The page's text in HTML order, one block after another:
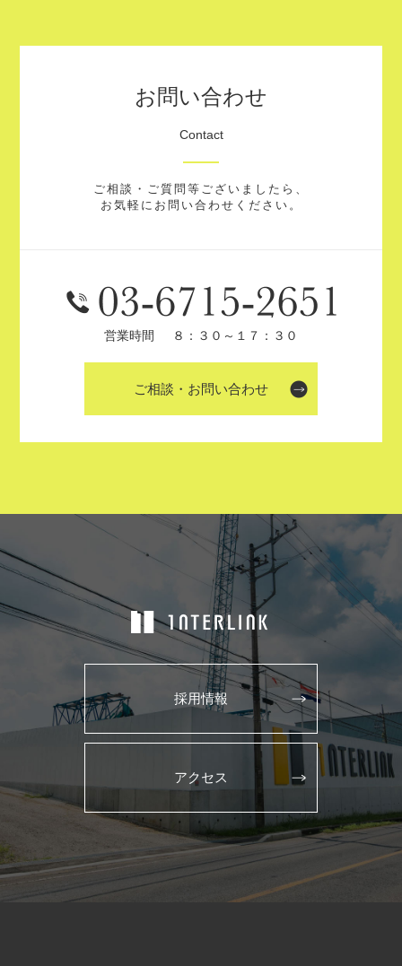
お問い合わせ
Contact
ご相談・ご質問等ございましたら、
お気軽にお問い合わせください。
営業時間 ８：３０～１７：３０
ご相談・お問い合わせ
採用情報
アクセス